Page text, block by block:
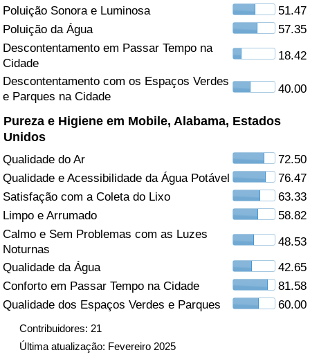
Poluição Sonora e Luminosa
51.47
Poluição da Água
57.35
Descontentamento em Passar Tempo na
Cidade
18.42
Descontentamento com os Espaços Verdes
e Parques na Cidade
40.00
Pureza e Higiene em Mobile, Alabama, Estados
Unidos
Qualidade do Ar
72.50
Qualidade e Acessibilidade da Água Potável
76.47
Satisfação com a Coleta do Lixo
63.33
Limpo e Arrumado
58.82
Calmo e Sem Problemas com as Luzes
Noturnas
48.53
Qualidade da Água
42.65
Conforto em Passar Tempo na Cidade
81.58
Qualidade dos Espaços Verdes e Parques
60.00
Contribuidores: 21
Última atualização: Fevereiro 2025
Indicador de Saúde (Atual)
Indicador de Saúde
Indicador de Saúde por País
Poluição
Índice de poluição
Indicador de Poluição por País
Trânsito
Indicador de Trânsito
Indicador de Trânsito (Atual)